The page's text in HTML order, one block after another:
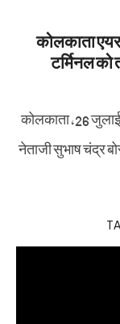
कोलकाता
टर्मिनल
कोलकाता ,26
नेताजी सुभाष चंद्र